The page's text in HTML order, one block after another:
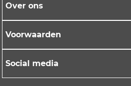
Over ons
Voorwaarden
Social media